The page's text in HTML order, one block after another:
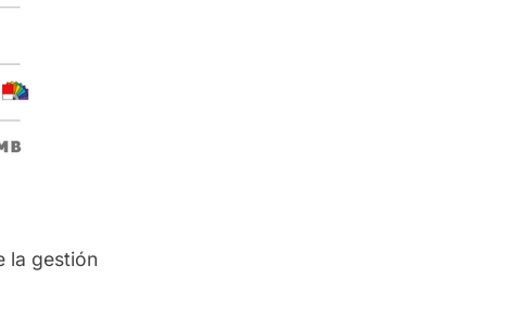
la gestión